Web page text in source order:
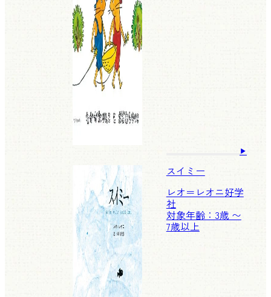
スイミー
レオ＝レオニ好学
社
対象年齢：3歳 〜
7歳以上